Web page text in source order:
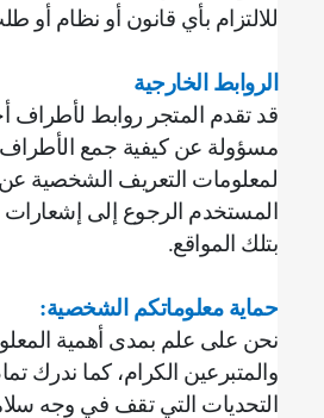
للالتزام بأي قانون أو نظام أو
الروابط الخارجية
قد تقدم المتجر روابط لأطراف
مسؤولة عن كيفية جمع الأطراف
لمعلومات التعريف الشخصية عن
المستخدم الرجوع إلى إشعارات
بتلك المواقع.
حماية معلوماتكم الشخصية:
نحن على علم بمدى أهمية
والمتبرعين الكرام، كما ندرك
التحديات التي تقف في وجه